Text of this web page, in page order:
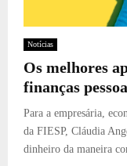
Notícias
Os melhores
finanças
Para a empresária,
da FIESP, Cláudia
dinheiro da maneira